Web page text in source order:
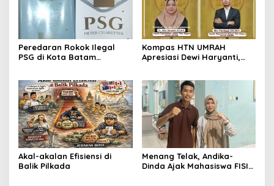
Peredaran Rokok Ilegal
PSG di Kota Batam
Inisial IS
Kompas HTN UMRAH
Apresiasi Dewi Haryanti,
Akal-akalan Efisiensi di
Balik Pilkada
Menang Telak, Andika-
Dinda Ajak Mahasiswa FISIP